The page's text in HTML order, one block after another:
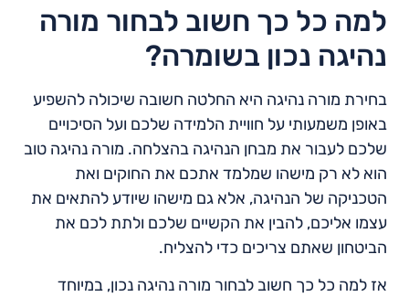
למה כל כך חשוב לבחור מורה
נהיגה נכון בשומרה?
בחירת מורה נהיגה היא החלטה חשובה שיכולה להשפיע
באופן משמעותי על חוויית הלמידה שלכם ועל הסיכויים
שלכם לעבור את מבחן הנהיגה בהצלחה. מורה נהיגה טוב
הוא לא רק מישהו שמלמד אתכם את החוקים ואת
הטכניקה של הנהיגה, אלא גם מישהו שיודע להתאים את
עצמו אליכם, להבין את הקשיים שלכם ולתת לכם את
הביטחון שאתם צריכים כדי להצליח.
אז למה כל כך חשוב לבחור מורה נהיגה נכון, במיוחד